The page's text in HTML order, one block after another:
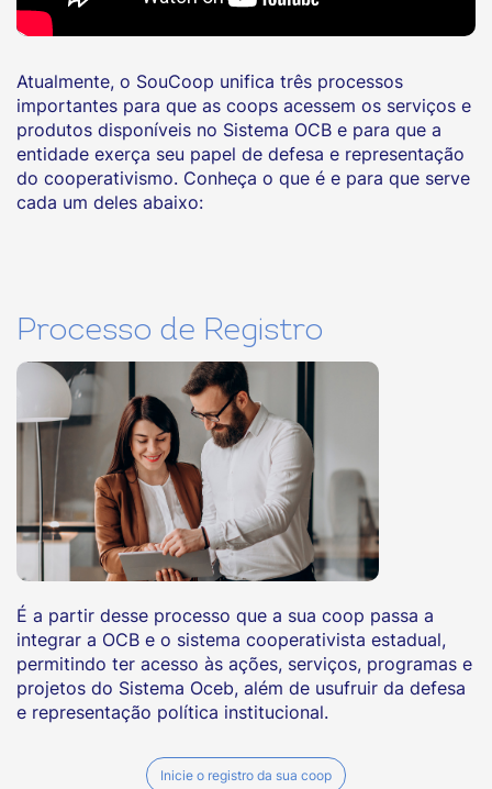
Atualmente, o SouCoop unifica três processos
importantes para que as coops acessem os serviços e
produtos disponíveis no Sistema OCB e para que a
entidade exerça seu papel de defesa e representação
do cooperativismo. Conheça o que é e para que serve
cada um deles abaixo:
Processo de Registro
É a partir desse processo que a sua coop passa a
integrar a OCB e o sistema cooperativista estadual,
permitindo ter acesso às ações, serviços, programas e
projetos do Sistema Oceb, além de usufruir da defesa
e representação política institucional.
Inicie o registro da sua coop